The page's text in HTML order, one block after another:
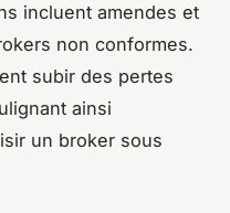
incluent amendes et
non conformes.
subir des pertes
ainsi
un broker sous